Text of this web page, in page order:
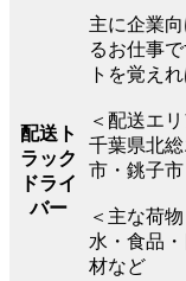
配送ト
ラック
ドライ
バー
主に企業
るお仕事
トを覚え
＜配送エリ
千葉県北
市・銚子市
＜主な荷物
水・食品
材など